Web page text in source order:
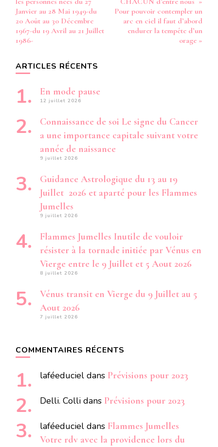
Janvier au 28 Mai 1949-du
20 Août au 30 Décembre
1967-du 19 Avril au 21 Juillet
1986-
Pour pouvoir contempler un
arc en ciel il faut d’abord
endurer la tempête d’un
orage »
ARTICLES RÉCENTS
En mode pause
12 juillet 2026
Connaissance de soi Le signe du Cancer
a une importance capitale suivant votre
année de naissance
9 juillet 2026
Guidance Astrologique du 13 au 19
Juillet 2026 et aparté pour les Flammes
Jumelles
9 juillet 2026
Flammes Jumelles Inutile de vouloir
résister à la tornade initiée par Vénus en
Vierge entre le 9 Juillet et 5 Aout 2026
8 juillet 2026
Vénus transit en Vierge du 9 Juillet au 5
Aout 2026
7 juillet 2026
COMMENTAIRES RÉCENTS
laféeduciel dans Prévisions pour 2023
Delli. Colli dans Prévisions pour 2023
laféeduciel dans Flammes Jumelles
Votre rdv avec la providence lors du